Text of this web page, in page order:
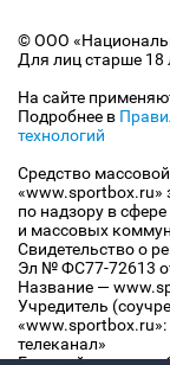
© ООО
Для лиц старше 18
На сайте
Подробнее в
технологий
Средство
«www.sportbox.ru»
по надзору в
и массовых
Свидетельство о
Эл № ФС77-72613
Название —
Учредитель
телеканал»